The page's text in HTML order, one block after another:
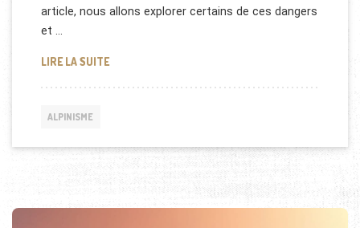
article, nous allons explorer certains de ces dangers
et …
LIRE LA SUITELES DANGERS CACHÉS DE L’ALPINISME : COMMENT
ALPINISME